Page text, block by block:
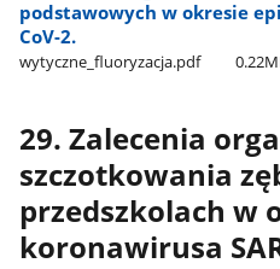
podstawowych w okresie
CoV-2.
wytyczne​_fluoryzacja.pdf
29. Zalecenia
szczotkowania
przedszkolach w
koronawirusa